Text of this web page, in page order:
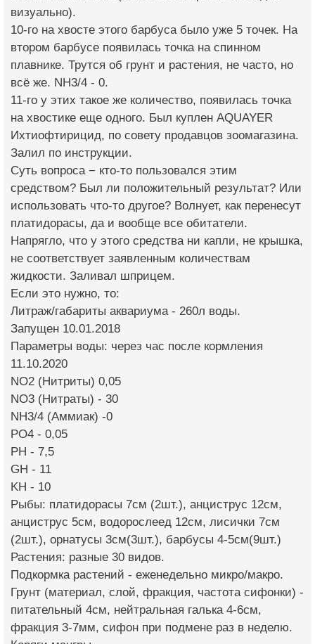
визуально).
10-го на хвосте этого барбуса было уже 5 точек. На
втором барбусе появилась точка на спинном
плавнике. Трутся об грунт и растения, не часто, но
всё же. NH3/4 - 0.
11-го у этих такое же количество, появилась точка
на хвостике еще одного. Был куплен AQUAYER
Ихтиофтирицид, по совету продавцов зоомагазина.
Залил по инструкции.
Суть вопроса − кто-то пользовался этим
средством? Был ли положительный результат? Или
использовать что-то другое? Волнует, как перенесут
платидорасы, да и вообще все обитатели.
Напрягло, что у этого средства ни капли, не крышка,
не соответствует заявленным количествам
жидкости. Заливал шприцем.
Если это нужно, то:
Литраж/габариты аквариума - 260л воды.
Запущен 10.01.2018
Параметры воды: через час после кормления
11.10.2020
NO2 (Нитриты) 0,05
NO3 (Нитраты) - 30
NH3/4 (Аммиак) -0
PO4 - 0,05
PH - 7,5
GH - 11
KH - 10
Рыбы: платидорасы 7см (2шт.), анциструс 12см,
анциструс 5см, водорослеед 12см, лисички 7см
(2шт.), орнатусы 3см(3шт.), барбусы 4-5см(9шт.)
Растения: разные 30 видов.
Подкормка растений - еженедельно микро/макро.
Грунт (материал, слой, фракция, частота сифонки) -
питательный 4см, нейтральная галька 4-6см,
фракция 3-7мм, сифон при подмене раз в неделю.